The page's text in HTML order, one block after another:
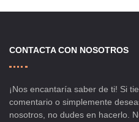
CONTACTA CON NOSOTROS
¡Nos encantaría saber de ti! Si
comentario o simplemente
nosotros, no dudes en hacerlo.